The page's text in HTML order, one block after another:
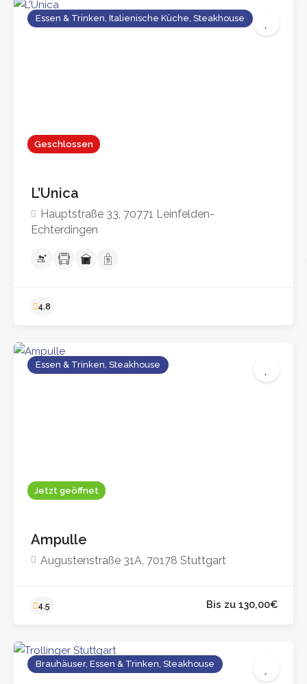
Geschlossen
Essen & Trinken, Italienische Küche, Steakhouse
L’Unica
Hauptstraße 33, 70771 Leinfelden-
Echterdingen
Jetzt geöffnet
Essen & Trinken, Steakhouse
Ampulle
Augustenstraße 31A, 70178 Stuttgart
Brauhäuser, Essen & Trinken, Steakhouse